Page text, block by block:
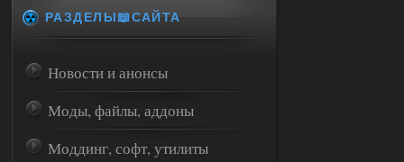
РАЗДЕЛЫ📖САЙТА
Новости и анонсы
Моды, файлы, аддоны
Моддинг, софт, утилиты